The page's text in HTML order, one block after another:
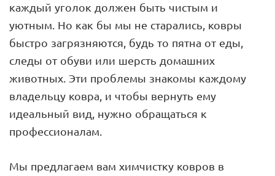
каждый уголок должен быть чистым и
уютным. Но как бы мы не старались, ковры
быстро загрязняются, будь то пятна от еды,
следы от обуви или шерсть домашних
животных. Эти проблемы знакомы каждому
владельцу ковра, и чтобы вернуть ему
идеальный вид, нужно обращаться к
профессионалам.
Мы предлагаем вам химчистку ковров в